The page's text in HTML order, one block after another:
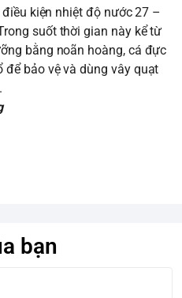
kiện nhiệt độ nước 27 –
suốt thời gian này kể từ
bằng noãn hoàng, cá đực
bảo vệ và dùng vây quạt
bạn